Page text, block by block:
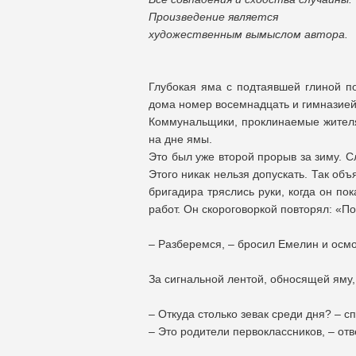
Произведение является
художественным вымыслом автора.
Глубокая яма с подтаявшей глиной
дома номер восемнадцать и
Коммунальщики, проклинаемые
на дне ямы.
Это был уже второй прорыв за зиму.
Этого никак нельзя допускать. Так
бригадира тряслись руки, когда он
работ. Он скороговоркой повторял:
– Разберемся, – бросил Емелин и
За сигнальной лентой, обносящей
– Откуда столько зевак среди дня? –
– Это родители первоклассников, –